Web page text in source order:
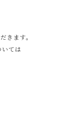
きます。
ては